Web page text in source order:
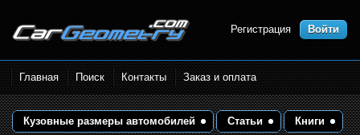
Размеры кузова автомобилей.
Контрольные точки и кузовные
размеры. Геометрия кузова
Регистрация Войти
Главная Поиск Контакты Заказ и оплата
Кузовные размеры автомобилей Статьи Книги